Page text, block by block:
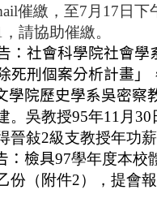
催繳，至7月17日
請協助催繳。
：社會科學院社會
死刑個案分析計畫」
學院歷史學系吳密察
。吳教授95年11月
晉敍2級支教授年功
：檢具97學年度本校
份（附件2），提會報